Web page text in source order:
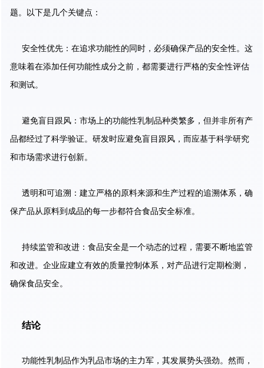
题。以下是几个关键点：
安全性优先：在追求功能性的同时，必须确保产品的安全性。这
意味着在添加任何功能性成分之前，都需要进行严格的安全性评估
和测试。
避免盲目跟风：市场上的功能性乳制品种类繁多，但并非所有产
品都经过了科学验证。研发时应避免盲目跟风，而应基于科学研究
和市场需求进行创新。
透明和可追溯：建立严格的原料来源和生产过程的追溯体系，确
保产品从原料到成品的每一步都符合食品安全标准。
持续监管和改进：食品安全是一个动态的过程，需要不断地监管
和改进。企业应建立有效的质量控制体系，对产品进行定期检测，
确保食品安全。
结论
功能性乳制品作为乳品市场的主力军，其发展势头强劲。然而，